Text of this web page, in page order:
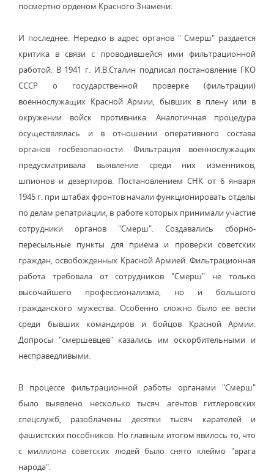
посмертно орденом Красного Знамени.
И последнее. Нередко в адрес органов " Смерш" раздается
критика в связи с проводившейся ими фильтрационной
работой. В 1941 г. И.В.Сталин подписал постановление ГКО
СССР о государственной проверке (фильтрации)
военнослужащих Красной Армии, бывших в плену или в
окружении войск противника. Аналогичная процедура
осуществлялась и в отношении оперативного состава
органов госбезопасности. Фильтрация военнослужащих
предусматривала выявление среди них изменников,
шпионов и дезертиров. Постановлением СНК от 6 января
1945 г. при штабах фронтов начали функционировать отделы
по делам репатриации, в работе которых принимали участие
сотрудники органов "Смерш". Создавались сборно-
пересыльные пункты для приема и проверки советских
граждан, освобожденных Красной Армией. Фильтрационная
работа требовала от сотрудников "Смерш" не только
высочайшего профессионализма, но и большого
гражданского мужества. Особенно сложно было ее вести
среди бывших командиров и бойцов Красной Армии.
Допросы "смершевцев" казались им оскорбительными и
несправедливыми.
В процессе фильтрационной работы органами "Смерш"
было выявлено несколько тысяч агентов гитлеровских
спецслужб, разоблачены десятки тысяч карателей и
фашистских пособников. Но главным итогом явилось то, что
с миллиона советских людей было снято клеймо "врага
народа".